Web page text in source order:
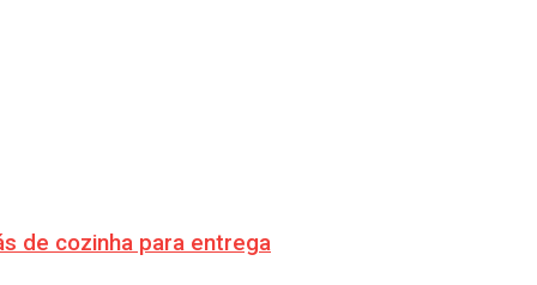
de cozinha para entrega